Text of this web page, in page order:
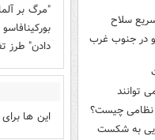
سلاح
در جنوب غرب
توانند
نظامی چیست؟
به شکست
"مرگ بر
دادن" طرز
این ها